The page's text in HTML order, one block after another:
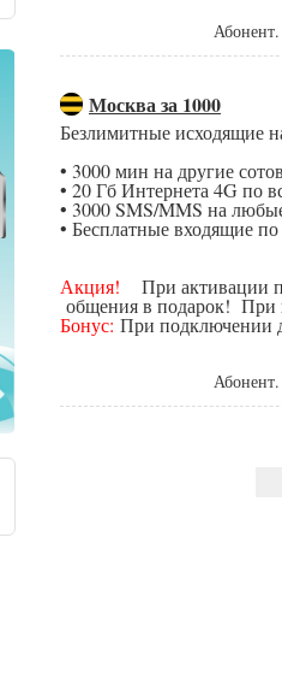
Москва за 1000
Безлимитные исходящие
• 3000 мин на другие
• 20 Гб Интернета 4G по
• 3000 SMS/MMS на
• Бесплатные входящие
Акция! При активации
общения в подарок! При
Бонус: При подключении